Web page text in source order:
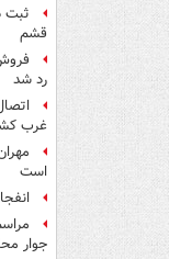
ثبت
قشم
رد شد
غرب
است
جوار